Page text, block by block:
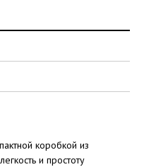
коробкой из
и простоту